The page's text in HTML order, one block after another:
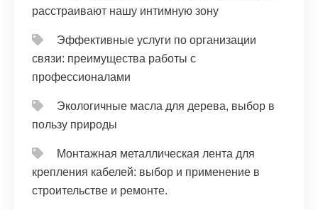
расстраивают нашу интимную зону
Эффективные услуги по организации
связи: преимущества работы с
профессионалами
Экологичные масла для дерева, выбор в
пользу природы
Монтажная металлическая лента для
крепления кабелей: выбор и применение в
строительстве и ремонте.